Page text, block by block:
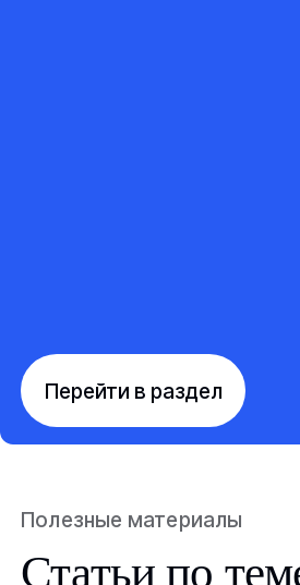
Перейти в раздел
Полезные материалы
Статьи по